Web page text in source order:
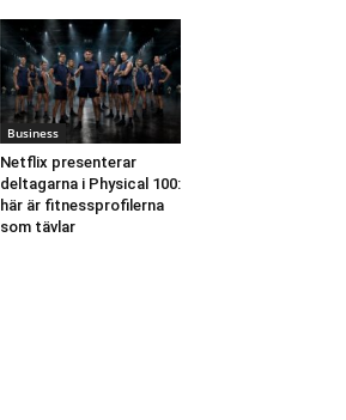
Business
Netflix presenterar
deltagarna i Physical 100:
här är fitnessprofilerna
som tävlar